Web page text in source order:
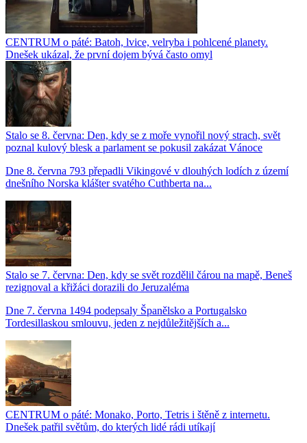
CENTRUM o páté: Batoh, lvice, velryba i pohlcené planety.
Dnešek ukázal, že první dojem bývá často omyl
Stalo se 8. června: Den, kdy se z moře vynořil nový strach, svět
poznal kulový blesk a parlament se pokusil zakázat Vánoce
Dne 8. června 793 přepadli Vikingové v dlouhých lodích z území
dnešního Norska klášter svatého Cuthberta na...
Stalo se 7. června: Den, kdy se svět rozdělil čárou na mapě, Beneš
rezignoval a křižáci dorazili do Jeruzaléma
Dne 7. června 1494 podepsaly Španělsko a Portugalsko
Tordesillaskou smlouvu, jeden z nejdůležitějších a...
CENTRUM o páté: Monako, Porto, Tetris i štěně z internetu.
Dnešek patřil světům, do kterých lidé rádi utíkají